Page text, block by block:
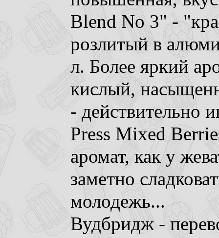
Blend No 3" -
розлитый в
л. Более яркий
кислый,
- действительно
Press Mixed
аромат, как у
заметно
молодежь...
Вудбридж -